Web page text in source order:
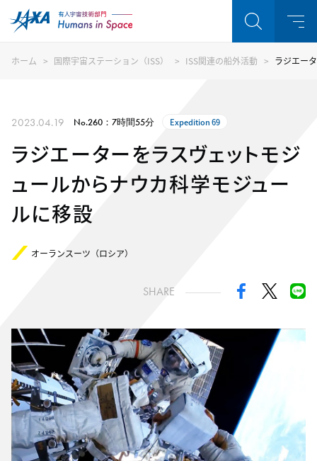
ホーム 国際宇宙ステーション（ISS） ISS関連の船外活動 ラジエー
2023.04.19 No.260：7時間55分 Expedition 69
ラジエーターをラスヴェットモジ
ュールからナウカ科学モジュー
ルに移設
オーランスーツ（ロシア）
SHARE